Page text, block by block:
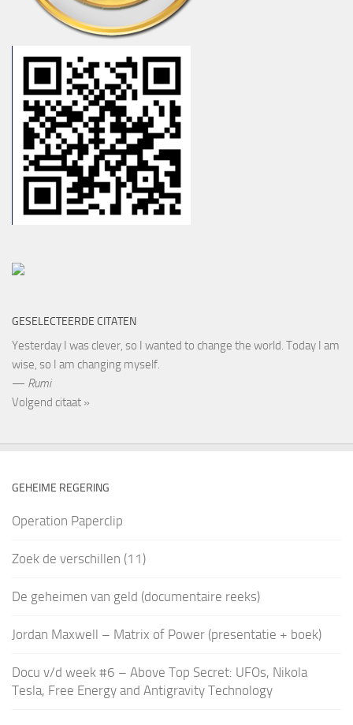
GESELECTEERDE CITATEN
Yesterday I was clever, so I wanted to change the world. Today I am
wise, so I am changing myself.
— Rumi
Volgend citaat »
GEHEIME REGERING
Operation Paperclip
Zoek de verschillen (11)
De geheimen van geld (documentaire reeks)
Jordan Maxwell – Matrix of Power (presentatie + boek)
Docu v/d week #6 – Above Top Secret: UFOs, Nikola
Tesla, Free Energy and Antigravity Technology